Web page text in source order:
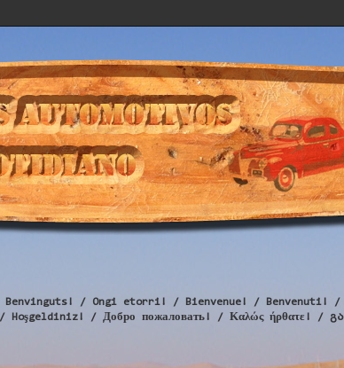
/ Benvinguts! / Ongi etorri! / Bienvenue! / Benvenuti! /
Hoşgeldiniz! / Добро пожаловать! / Καλώς ήρθατε! /